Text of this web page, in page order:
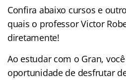
Confira abaixo cursos e
quais o professor Victor
diretamente!
Ao estudar com o Gran,
oportunidade de desfrutar